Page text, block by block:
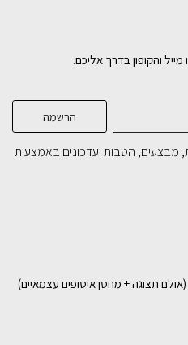
מייל והקופון בדרך אליכם.
הטבות ועדכונים באמצעות